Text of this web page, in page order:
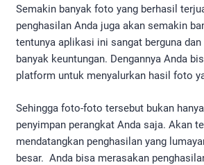
Semakin banyak foto yang berhasil
penghasilan Anda juga akan semakin
tentunya aplikasi ini sangat berguna
banyak keuntungan. Dengannya Anda
platform untuk menyalurkan hasil foto
Sehingga foto-foto tersebut bukan
penyimpan perangkat Anda saja. Akan
mendatangkan penghasilan yang
besar. Anda bisa merasakan